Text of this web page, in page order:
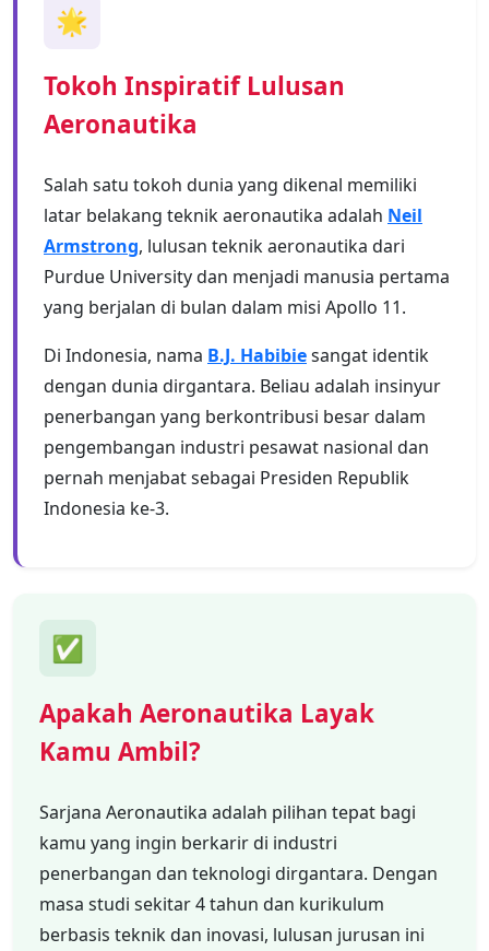
🌟
Tokoh Inspiratif Lulusan
Aeronautika
Salah satu tokoh dunia yang dikenal memiliki
latar belakang teknik aeronautika adalah Neil
Armstrong, lulusan teknik aeronautika dari
Purdue University dan menjadi manusia pertama
yang berjalan di bulan dalam misi Apollo 11.
Di Indonesia, nama B.J. Habibiesangat identik
dengan dunia dirgantara. Beliau adalah insinyur
penerbangan yang berkontribusi besar dalam
pengembangan industri pesawat nasional dan
pernah menjabat sebagai Presiden Republik
Indonesia ke-3.
✅
Apakah Aeronautika Layak
Kamu Ambil?
Sarjana Aeronautika adalah pilihan tepat bagi
kamu yang ingin berkarir di industri
penerbangan dan teknologi dirgantara. Dengan
masa studi sekitar 4 tahun dan kurikulum
berbasis teknik dan inovasi, lulusan jurusan ini